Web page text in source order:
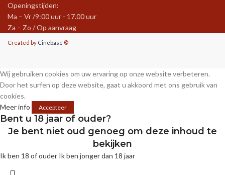
Openingstijden:
Ma – Vr /9:00 uur - 17.00 uur
Za – Zo / Op aanvraag
Created by Cinebase ©
Wij gebruiken cookies om uw ervaring op onze website verbeteren.
Door het surfen op deze website, gaat u akkoord met ons gebruik van
cookies.
Meer info
Accepteer
Bent u 18 jaar of ouder?
Je bent niet oud genoeg om deze inhoud te
bekijken
Ik ben 18 of ouder Ik ben jonger dan 18 jaar